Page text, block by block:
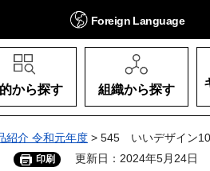
Foreign Language
から探す 組織から探す
紹介 令和元年度 > 545 いいデザイン
印刷 更新日：2024年5月24日